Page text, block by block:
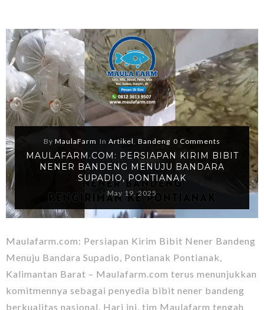
By MaulaFarm In Artikel Bandeng 0 Comments
MAULAFARM.COM: PERSIAPAN KIRIM BIBIT
NENER BANDENG MENUJU BANDARA
SUPADIO, PONTIANAK
May 19, 2025
Maulafarm.com: Persiapan Kirim Bibit Nener Bandeng
Menuju Bandara Supadio, Pontianak Pontianak,
Kalimantan Barat – Maulafarm.com terus menunjukkan
komitmennya sebagai penyedia bibit nener bandeng
berkualitas nasional. Hari ini, tim Maulafarm tengah